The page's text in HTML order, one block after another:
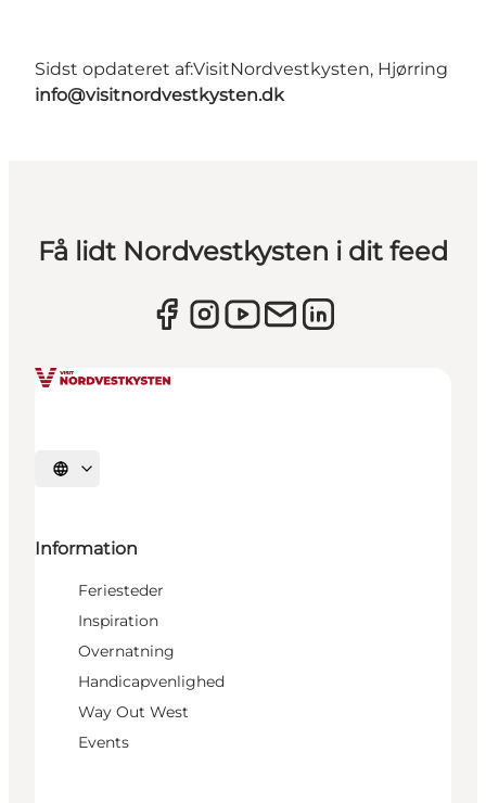
Sidst opdateret af:VisitNordvestkysten, Hjørring
info@visitnordvestkysten.dk
Få lidt Nordvestkysten i dit feed
Vælg sprog
Information
Feriesteder
Inspiration
Overnatning
Handicapvenlighed
Way Out West
Events